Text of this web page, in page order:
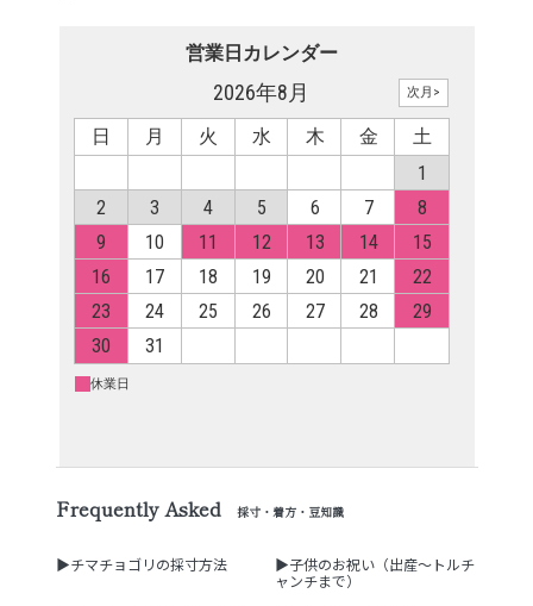
Frequently Asked 採寸・着方・豆知識
▶チマチョゴリの採寸方法
▶子供のお祝い（出産～トルチ
ャンチまで）